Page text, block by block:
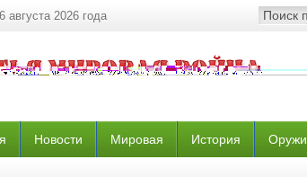
августа 2026 года
Новости Мировая История